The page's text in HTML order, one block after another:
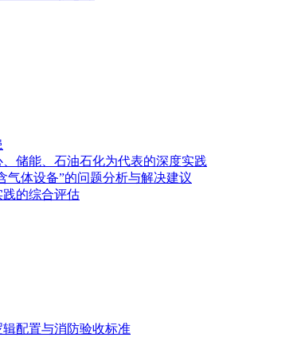
储能、石油石化为代表的深度实践
气体设备”的问题分析与解决建议
的综合评估
配置与消防验收标准